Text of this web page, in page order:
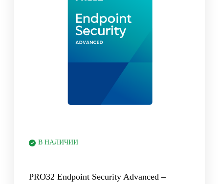
В НАЛИЧИИ
PRO32 Endpoint Security Advanced –